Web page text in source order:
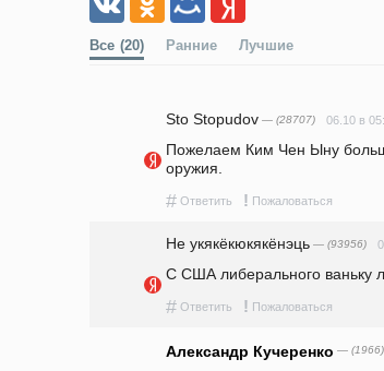
Все (20) Ранние Лучшие
Sto Stopudov — (28707) 06.10 в
Пожелаем Ким Чен Ыну
оружия.
# Ответить ! Пожаловаться
Не укякёкюкякёнэць — (93956)
С США либерального ваньку
# Ответить ! Пожаловаться
Александр Кучеренко — (1966)